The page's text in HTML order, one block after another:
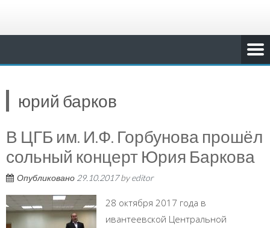
юрий барков
В ЦГБ им. И.Ф. Горбунова прошёл
сольный концерт Юрия Баркова
Опубликовано 29.10.2017byeditor
28 октября 2017 года в
ивантеевской Центральной